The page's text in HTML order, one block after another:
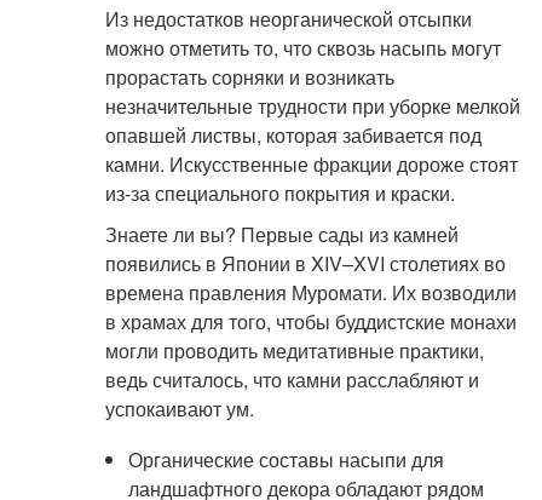
Из недостатков неорганической отсыпки
можно отметить то, что сквозь насыпь могут
прорастать сорняки и возникать
незначительные трудности при уборке мелкой
опавшей листвы, которая забивается под
камни. Искусственные фракции дороже стоят
из-за специального покрытия и краски.
Знаете ли вы? Первые сады из камней
появились в Японии в XIV–XVI столетиях во
времена правления Муромати. Их возводили
в храмах для того, чтобы буддистские монахи
могли проводить медитативные практики,
ведь считалось, что камни расслабляют и
успокаивают ум.
Органические составы насыпи для
ландшафтного декора обладают рядом